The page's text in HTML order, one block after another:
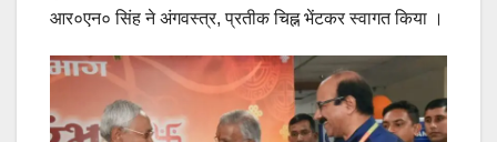
आर०एन० सिंह ने अंगवस्त्र, प्रतीक चिह्न भेंटकर स्वागत किया ।